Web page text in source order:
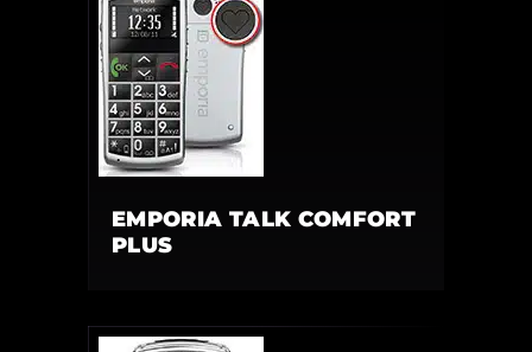
EMPORIA TALK COMFORT
PLUS